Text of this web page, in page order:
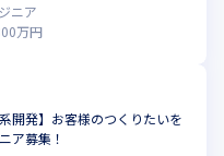
ニア
万円
開発】お客様のつくりたいを
ア募集！